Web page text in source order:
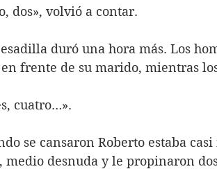
dos», volvió a contar.
duró una hora más. Los
frente de su marido, mientras
cuatro…».
se cansaron Roberto estaba
medio desnuda y le propinaron